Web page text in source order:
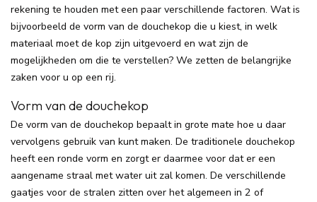
rekening te houden met een paar verschillende factoren. Wat is
bijvoorbeeld de vorm van de douchekop die u kiest, in welk
materiaal moet de kop zijn uitgevoerd en wat zijn de
mogelijkheden om die te verstellen? We zetten de belangrijke
zaken voor u op een rij.
Vorm van de douchekop
De vorm van de douchekop bepaalt in grote mate hoe u daar
vervolgens gebruik van kunt maken. De traditionele douchekop
heeft een ronde vorm en zorgt er daarmee voor dat er een
aangename straal met water uit zal komen. De verschillende
gaatjes voor de stralen zitten over het algemeen in 2 of